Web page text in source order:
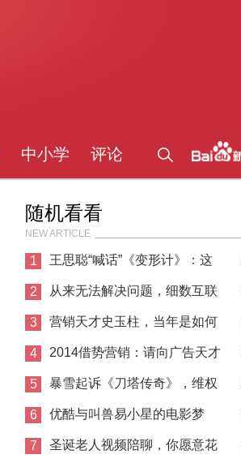
中小学 评论
随机看看
NEW ARTICLE
1 王思聪“喊话”《变形计》：这
档节
2 从来无法解决问题，细数互联
网圈那
3 营销天才史玉柱，当年是如何
把脑白
4 2014借势营销：请向广告天才
杜蕾斯看
5 暴雪起诉《刀塔传奇》，维权
能否成
6 优酷与叫兽易小星的电影梦
7 圣诞老人视频陪聊，你愿意花